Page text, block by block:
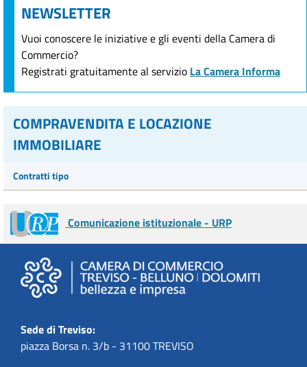
NEWSLETTER
Vuoi conoscere le iniziative e gli eventi della Camera di
Commercio?
Registrati gratuitamente al servizio La Camera Informa
COMPRAVENDITA E LOCAZIONE
IMMOBILIARE
Contratti tipo
Comunicazione istituzionale - URP
Sede di Treviso:
piazza Borsa n. 3/b - 31100 TREVISO